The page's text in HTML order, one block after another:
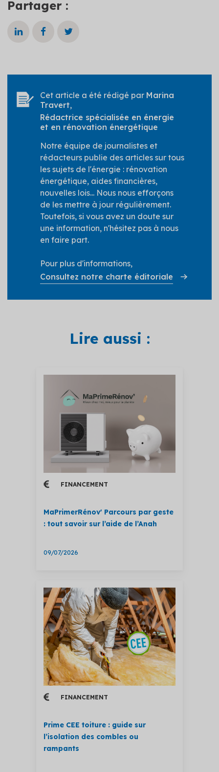
Partager :
Cet article a été rédigé par Marina
Travert,
Rédactrice spécialisée en énergie
et en rénovation énergétique
Notre équipe de journalistes et
rédacteurs publie des articles sur tous
les sujets de l'énergie : rénovation
énergétique, aides financières,
nouvelles lois... Nous nous efforçons
de les mettre à jour régulièrement.
Toutefois, si vous avez un doute sur
une information, n'hésitez pas à nous
en faire part.
Pour plus d'informations,
Consultez notre charte éditoriale
Lire aussi :
FINANCEMENT
MaPrimerRénov' Parcours par geste
: tout savoir sur l’aide de l’Anah
09/07/2026
FINANCEMENT
Prime CEE toiture : guide sur
l’isolation des combles ou
rampants